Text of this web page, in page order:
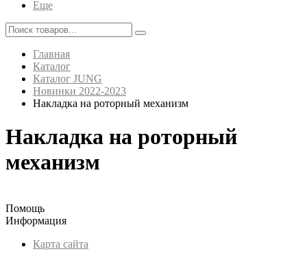
Еще
Главная
Каталог
Каталог JUNG
Новинки 2022-2023
Накладка на роторный механизм
Накладка на роторный
механизм
Помощь
Информация
Карта сайта